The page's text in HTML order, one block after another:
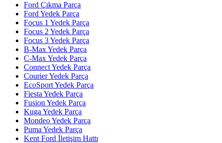
Ford Çıkma Parça
Ford Yedek Parça
Focus 1 Yedek Parça
Focus 2 Yedek Parça
Focus 3 Yedek Parça
B-Max Yedek Parça
C-Max Yedek Parça
Connect Yedek Parça
Courier Yedek Parça
EcoSport Yedek Parça
Fiesta Yedek Parça
Fusion Yedek Parça
Kuga Yedek Parça
Mondeo Yedek Parça
Puma Yedek Parça
Kent Ford İletişim Hattı